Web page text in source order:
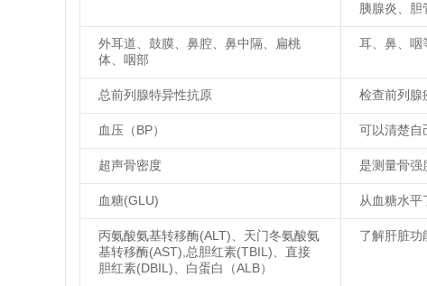
胰腺炎、胆
外耳道、鼓膜、鼻腔、鼻中隔、扁桃
体、咽部
耳、鼻、咽
总前列腺特异性抗原 检查前列腺
血压（BP） 可以清楚自
超声骨密度 是测量骨强
血糖(GLU) 从血糖水
丙氨酸氨基转移酶(ALT)、天门冬氨酸氨
基转移酶(AST),总胆红素(TBIL)、直接
胆红素(DBIL)、白蛋白（ALB）
了解肝脏功